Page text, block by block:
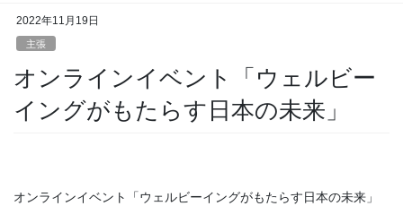
2022年11月19日
主張
オンラインイベント「ウェルビー
イングがもたらす日本の未来」
オンラインイベント「ウェルビーイングがもたらす日本の未来」